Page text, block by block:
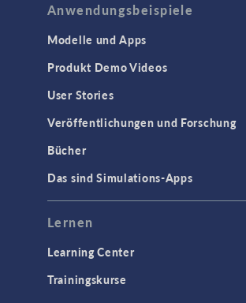
Anwendungsbeispiele
Modelle und Apps
Produkt Demo Videos
User Stories
Veröffentlichungen und Forschung
Bücher
Das sind Simulations-Apps
Lernen
Learning Center
Trainingskurse